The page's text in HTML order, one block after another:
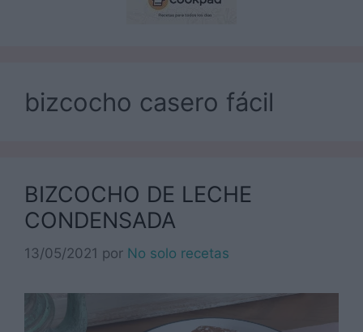
bizcocho casero fácil
BIZCOCHO DE LECHE
CONDENSADA
13/05/2021 por No solo recetas